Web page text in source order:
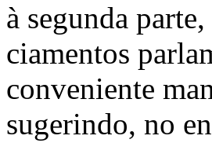
à segunda
ciamentos
convenien­te
sugerindo, no